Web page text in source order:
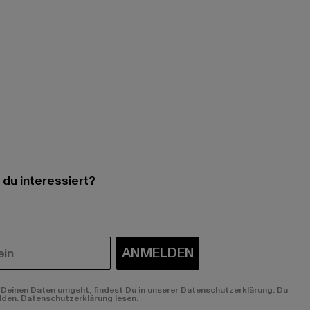
interessiert?
ANMELDEN
Daten umgeht, findest Du in unserer Datenschutzerklärung. Du
Datenschutzerklärung lesen.